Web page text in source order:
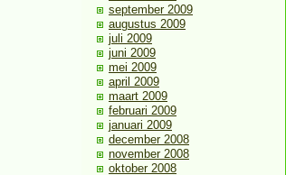
september 2009
augustus 2009
juli 2009
juni 2009
mei 2009
april 2009
maart 2009
februari 2009
januari 2009
december 2008
november 2008
oktober 2008